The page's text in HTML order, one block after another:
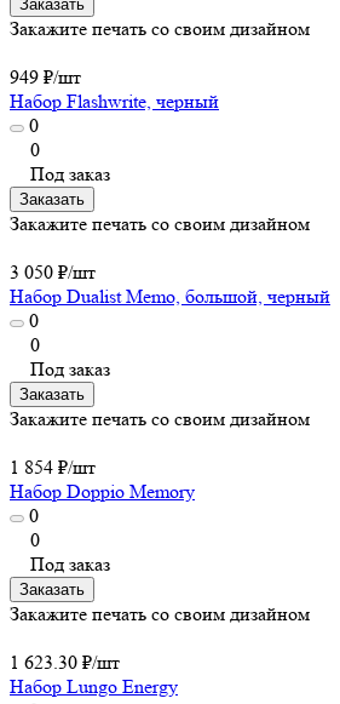
Заказать
Закажите печать со своим дизайном
949 ₽/шт
Набор Flashwrite, черный
0
0
Под заказ
Заказать
Закажите печать со своим дизайном
3 050 ₽/шт
Набор Dualist Memo, большой, черный
0
0
Под заказ
Заказать
Закажите печать со своим дизайном
1 854 ₽/шт
Набор Doppio Memory
0
0
Под заказ
Заказать
Закажите печать со своим дизайном
1 623.30 ₽/шт
Набор Lungo Energy